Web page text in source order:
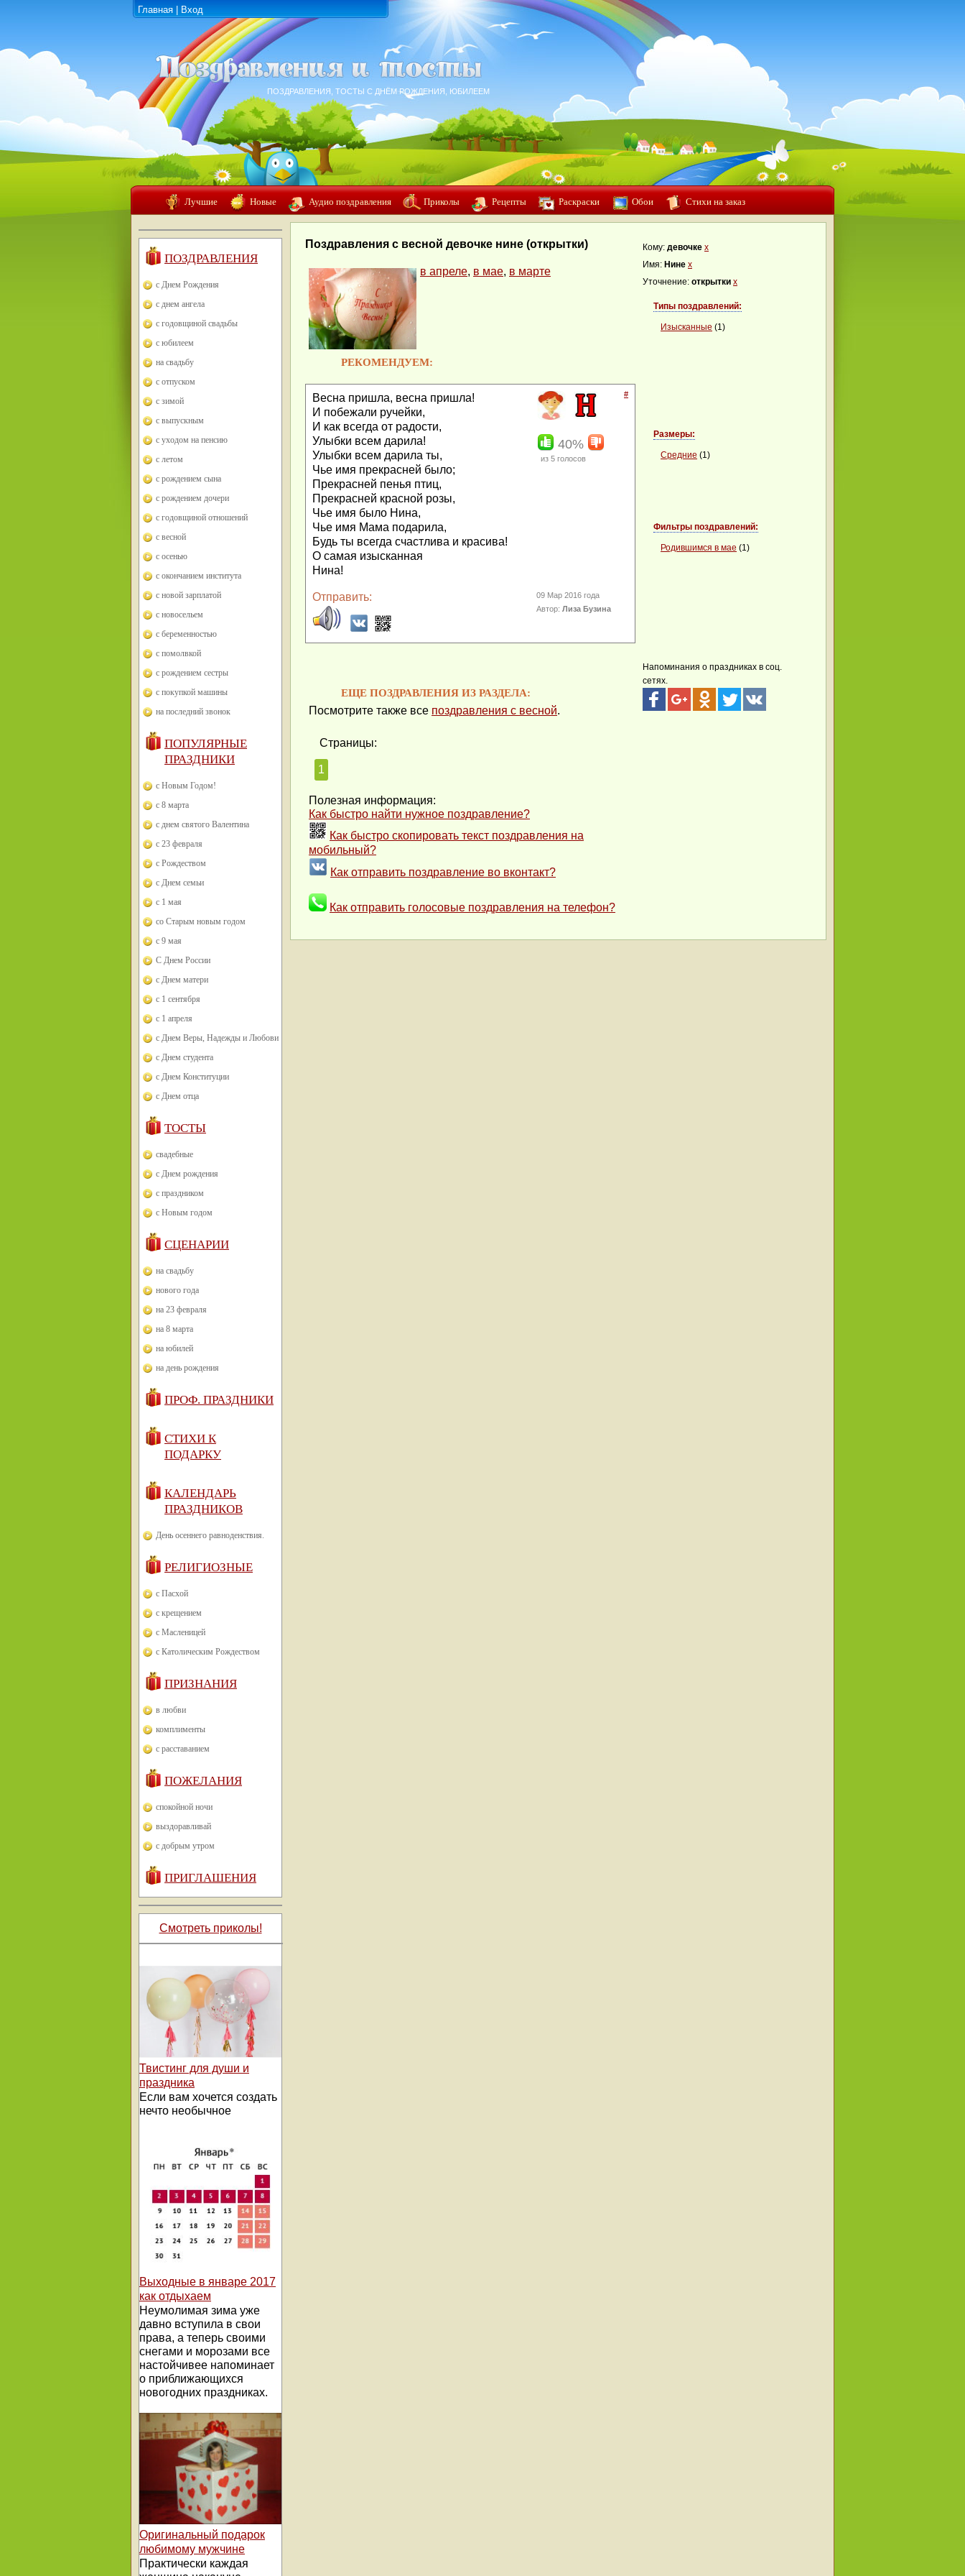
Главная Вход
ПОЗДРАВЛЕНИЯ, ТОСТЫ С ДНЁМ РОЖДЕНИЯ, ЮБИЛЕЕМ
Лучшие Новые Аудио поздравления Приколы Рецепты Раскраски Обои Стихи на заказ
ПОЗДРАВЛЕНИЯ
с Днем Рождения
с днем ангела
с годовщиной свадьбы
с юбилеем
на свадьбу
с отпуском
с зимой
с выпускным
с уходом на пенсию
с летом
с рождением сына
с рождением дочери
с годовщиной отношений
с весной
с осенью
с окончанием института
с новой зарплатой
с новосельем
с беременностью
с помолвкой
с рождением сестры
с покупкой машины
на последний звонок
ПОПУЛЯРНЫЕ
ПРАЗДНИКИ
с Новым Годом!
с 8 марта
с днем святого Валентина
с 23 февраля
с Рождеством
с Днем семьи
с 1 мая
со Старым новым годом
с 9 мая
С Днем России
с Днем матери
с 1 сентября
с 1 апреля
с Днем Веры, Надежды и Любови
с Днем студента
с Днем Конституции
с Днем отца
ТОСТЫ
свадебные
с Днем рождения
с праздником
с Новым годом
СЦЕНАРИИ
на свадьбу
нового года
на 23 февраля
на 8 марта
на юбилей
на день рождения
ПРОФ. ПРАЗДНИКИ
СТИХИ К
ПОДАРКУ
КАЛЕНДАРЬ
ПРАЗДНИКОВ
День осеннего равноденствия.
РЕЛИГИОЗНЫЕ
с Пасхой
с крещением
с Масленицей
с Католическим Рождеством
ПРИЗНАНИЯ
в любви
комплименты
с расставанием
ПОЖЕЛАНИЯ
спокойной ночи
выздоравливай
с добрым утром
ПРИГЛАШЕНИЯ
Смотреть приколы!
Твистинг для души и
праздника
Если вам хочется создать
нечто необычное
Выходные в январе 2017
как отдыхаем
Неумолимая зима уже
давно вступила в свои
права, а теперь своими
снегами и морозами все
настойчивее напоминает
о приближающихся
новогодних праздниках.
Оригинальный подарок
любимому мужчине
Практически каждая
Поздравления с весной девочке нине (открытки)
в апреле, в мае, в марте
РЕКОМЕНДУЕМ:
Весна пришла, весна пришла!
И побежали ручейки,
И как всегда от радости,
Улыбки всем дарила!
Улыбки всем дарила ты,
Чье имя прекрасней было;
Прекрасней пенья птиц,
Прекрасней красной розы,
Чье имя было Нина,
Чье имя Мама подарила,
Будь ты всегда счастлива и красива!
О самая изысканная
Нина!
#
40%
из 5 голосов
Отправить:
09 Мар 2016 года
Автор:Лиза Бузина
ЕЩЕ ПОЗДРАВЛЕНИЯ ИЗ РАЗДЕЛА:
Посмотрите также все поздравления с весной.
Страницы:
1
Полезная информация:
Как быстро найти нужное поздравление?
Как быстро скопировать текст поздравления на
мобильный?
Как отправить поздравление во вконтакт?
Как отправить голосовые поздравления на телефон?
Кому: девочке x
Имя: Нине x
Уточнение: открытки x
Типы поздравлений:
Изысканные (1)
Размеры:
Средние (1)
Фильтры поздравлений:
Родившимся в мае (1)
Напоминания о праздниках в соц.
сетях.